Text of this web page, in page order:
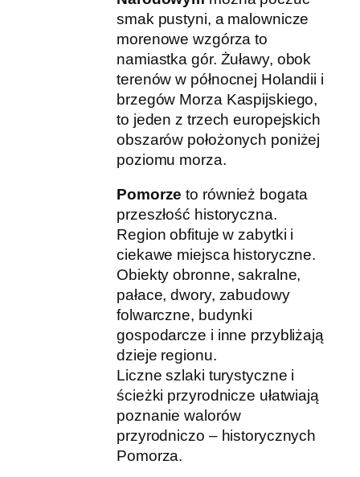
smak pustyni, a malownicze
morenowe wzgórza to
namiastka gór. Żuławy, obok
terenów w północnej Holandii i
brzegów Morza Kaspijskiego,
to jeden z trzech europejskich
obszarów położonych poniżej
poziomu morza.
Pomorze to również bogata
przeszłość historyczna.
Region obfituje w zabytki i
ciekawe miejsca historyczne.
Obiekty obronne, sakralne,
pałace, dwory, zabudowy
folwarczne, budynki
gospodarcze i inne przybliżają
dzieje regionu.
Liczne szlaki turystyczne i
ścieżki przyrodnicze ułatwiają
poznanie walorów
przyrodniczo – historycznych
Pomorza.